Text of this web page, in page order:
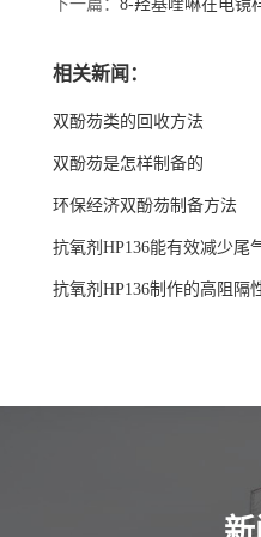
下一篇： 8-羟基喹啉在电镜
相关新闻：
双酚芴类的回收方法
双酚芴是怎样制备的
环保经济双酚芴制备方法
抗氧剂HP136能有效减少尾
抗氧剂HP136制作的高阻隔